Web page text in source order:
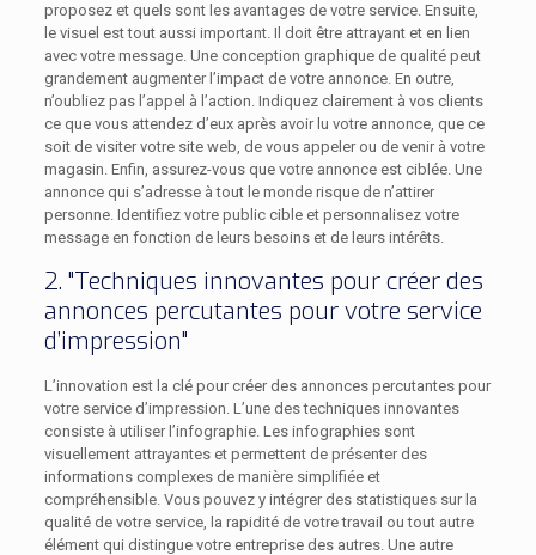
proposez et quels sont les avantages de votre service. Ensuite,
le visuel est tout aussi important. Il doit être attrayant et en lien
avec votre message. Une conception graphique de qualité peut
grandement augmenter l’impact de votre annonce. En outre,
n’oubliez pas l’appel à l’action. Indiquez clairement à vos clients
ce que vous attendez d’eux après avoir lu votre annonce, que ce
soit de visiter votre site web, de vous appeler ou de venir à votre
magasin. Enfin, assurez-vous que votre annonce est ciblée. Une
annonce qui s’adresse à tout le monde risque de n’attirer
personne. Identifiez votre public cible et personnalisez votre
message en fonction de leurs besoins et de leurs intérêts.
2. "Techniques innovantes pour créer des
annonces percutantes pour votre service
d’impression"
L’innovation est la clé pour créer des annonces percutantes pour
votre service d’impression. L’une des techniques innovantes
consiste à utiliser l’infographie. Les infographies sont
visuellement attrayantes et permettent de présenter des
informations complexes de manière simplifiée et
compréhensible. Vous pouvez y intégrer des statistiques sur la
qualité de votre service, la rapidité de votre travail ou tout autre
élément qui distingue votre entreprise des autres. Une autre